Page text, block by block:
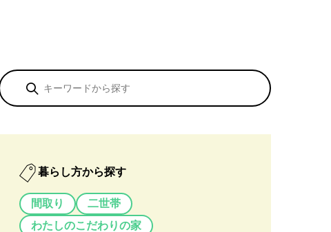
暮らし方から探す
間取り
二世帯
わたしのこだわりの家